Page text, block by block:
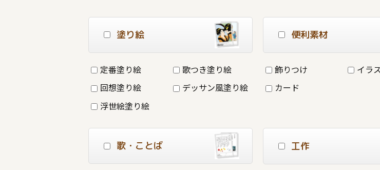
塗り絵
定番塗り絵
歌つき塗り絵
回想塗り絵
デッサン風塗り絵
浮世絵塗り絵
便利素材
飾りつけ
イラ
カード
歌・ことば 工作